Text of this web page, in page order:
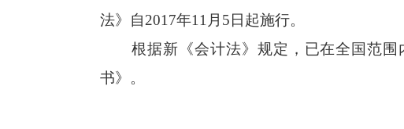
法》自2017年11月5日起施行。
根据新《会计法》规定，已在全国范
书》。